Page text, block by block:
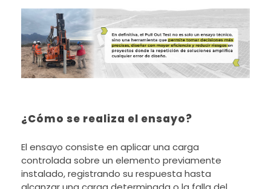
¿Cómo se realiza el ensayo?
El ensayo consiste en aplicar una carga
controlada sobre un elemento previamente
instalado, registrando su respuesta hasta